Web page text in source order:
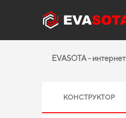
EVASOTA -
КОНСТРУКТОР